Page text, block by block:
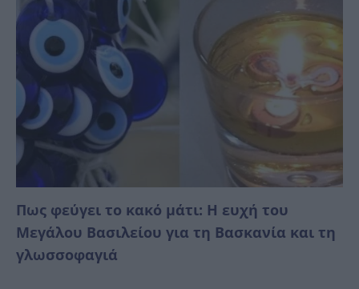
Πως φεύγει το κακό μάτι: Η ευχή του
Μεγάλου Βασιλείου για τη Βασκανία και τη
γλωσσοφαγιά